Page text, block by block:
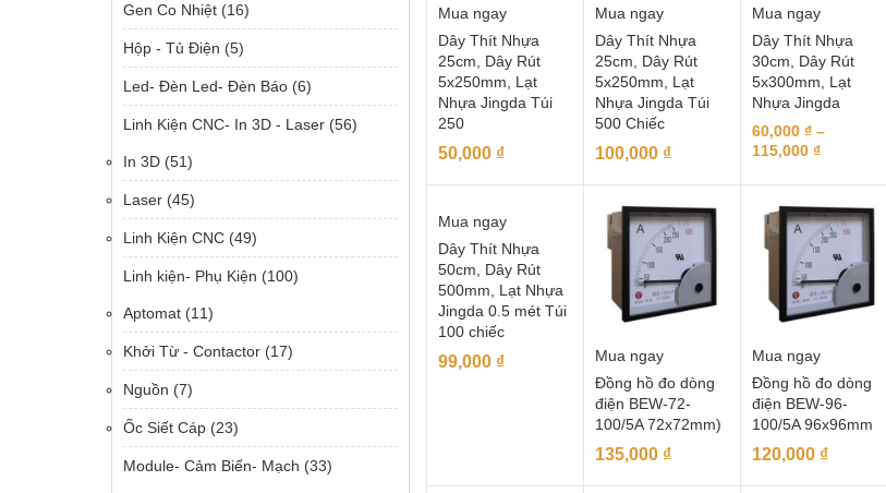
Mua ngay
Dây Thít Nhựa
25cm, Dây Rút
5x250mm, Lạt
Nhựa Jingda Túi
250
50,000 ₫
Mua ngay
Dây Thít Nhựa
25cm, Dây Rút
5x250mm, Lạt
Nhựa Jingda Túi
500 Chiếc
100,000 ₫
Mua ngay
Dây Thít Nhựa
30cm, Dây Rút
5x300mm, Lạt
Nhựa Jingda
60,000 ₫ –
115,000 ₫
Mua ngay
Dây Thít Nhựa
50cm, Dây Rút
500mm, Lạt Nhựa
Jingda 0.5 mét Túi
100 chiếc
99,000 ₫
Mua ngay
Đồng hồ đo dòng
điện BEW-72-
100/5A 72x72mm)
135,000 ₫
Mua ngay
Đồng hồ đo dòng
điện BEW-96-
100/5A 96x96mm
120,000 ₫
Gen Co Nhiệt (16)
Hộp - Tủ Điện (5)
Led- Đèn Led- Đèn Báo (6)
Linh Kiện CNC- In 3D - Laser (56)
In 3D (51)
Laser (45)
Linh Kiện CNC (49)
Linh kiện- Phụ Kiện (100)
Aptomat (11)
Khởi Từ - Contactor (17)
Nguồn (7)
Ốc Siết Cáp (23)
Module- Cảm Biến- Mạch (33)